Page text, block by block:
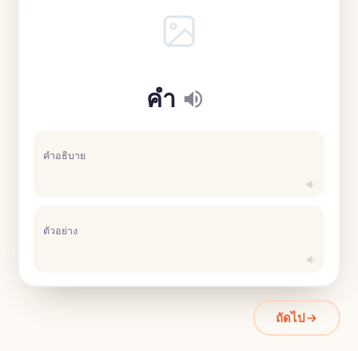
คำ
คำอธิบาย
ตัวอย่าง
ถัดไป